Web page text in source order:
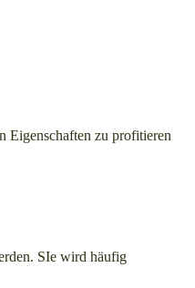
Eigenschaften zu profitieren
SIe wird häufig